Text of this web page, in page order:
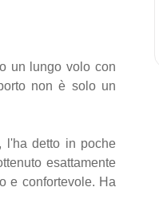
un lungo volo con
non è solo un
l'ha detto in poche
esattamente
e confortevole. Ha